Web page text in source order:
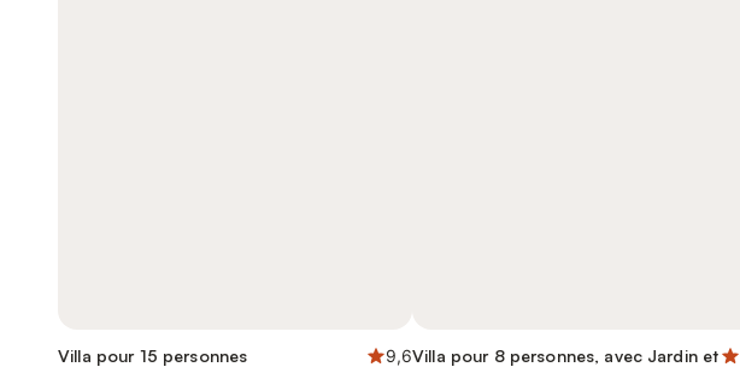
Villa pour 15 personnes
9,6Villa pour 8 personnes, avec Jardin et